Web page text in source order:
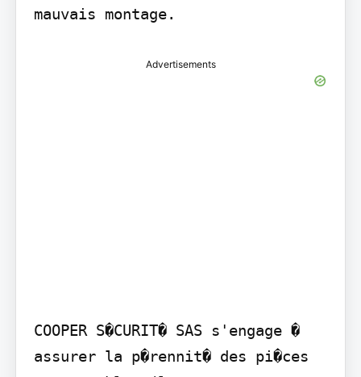
mauvais montage.
Advertisements
COOPER S�CURIT� SAS s'engage �
assurer la p�rennit� des pi�ces